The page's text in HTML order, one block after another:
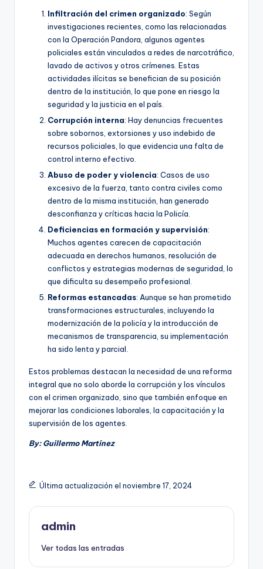
Infiltración del crimen organizado: Según
investigaciones recientes, como las relacionadas
con la Operación Pandora, algunos agentes
policiales están vinculados a redes de narcotráfico,
lavado de activos y otros crímenes. Estas
actividades ilícitas se benefician de su posición
dentro de la institución, lo que pone en riesgo la
seguridad y la justicia en el país.
Corrupción interna: Hay denuncias frecuentes
sobre sobornos, extorsiones y uso indebido de
recursos policiales, lo que evidencia una falta de
control interno efectivo.
Abuso de poder y violencia: Casos de uso
excesivo de la fuerza, tanto contra civiles como
dentro de la misma institución, han generado
desconfianza y críticas hacia la Policía.
Deficiencias en formación y supervisión:
Muchos agentes carecen de capacitación
adecuada en derechos humanos, resolución de
conflictos y estrategias modernas de seguridad, lo
que dificulta su desempeño profesional.
Reformas estancadas: Aunque se han prometido
transformaciones estructurales, incluyendo la
modernización de la policía y la introducción de
mecanismos de transparencia, su implementación
ha sido lenta y parcial.
Estos problemas destacan la necesidad de una reforma
integral que no solo aborde la corrupción y los vínculos
con el crimen organizado, sino que también enfoque en
mejorar las condiciones laborales, la capacitación y la
supervisión de los agentes.
By: Guillermo Martinez
Última actualización el noviembre 17, 2024
admin
Ver todas las entradas